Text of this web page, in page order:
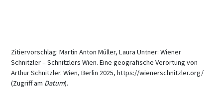
Zitiervorschlag: Martin Anton Müller, Laura Untner: Wiener
Schnitzler – Schnitzlers Wien. Eine geografische Verortung von
Arthur Schnitzler. Wien, Berlin 2025, https://wienerschnitzler.org/
(Zugriff am Datum).